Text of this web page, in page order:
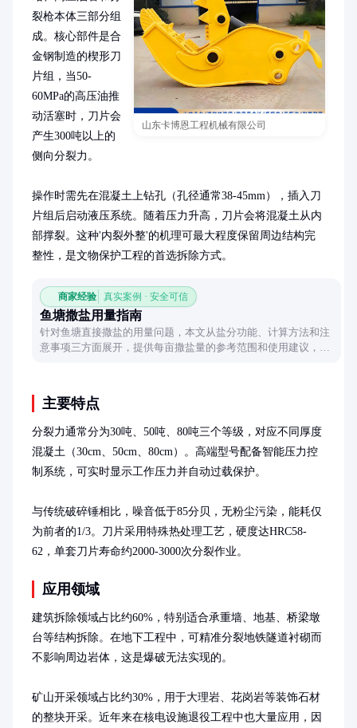
山东卡博恩工程机械有限公司
裂枪本体三部分组
成。核心部件是合
金钢制造的楔形刀
片组，当50-
60MPa的高压油推
动活塞时，刀片会
产生300吨以上的
侧向分裂力。
操作时需先在混凝土上钻孔（孔径通常38-45mm），插入刀
片组后启动液压系统。随着压力升高，刀片会将混凝土从内
部撑裂。这种'内裂外整'的机理可最大程度保留周边结构完
整性，是文物保护工程的首选拆除方式。
商家经验 真实案例 · 安全可信
鱼塘撒盐用量指南
针对鱼塘直接撒盐的用量问题，本文从盐分功能、计算方法和注
意事项三方面展开，提供每亩撒盐量的参考范围和使用建议，帮
主要特点
分裂力通常分为30吨、50吨、80吨三个等级，对应不同厚度
混凝土（30cm、50cm、80cm）。高端型号配备智能压力控
制系统，可实时显示工作压力并自动过载保护。
与传统破碎锤相比，噪音低于85分贝，无粉尘污染，能耗仅
为前者的1/3。刀片采用特殊热处理工艺，硬度达HRC58-
62，单套刀片寿命约2000-3000次分裂作业。
应用领域
建筑拆除领域占比约60%，特别适合承重墙、地基、桥梁墩
台等结构拆除。在地下工程中，可精准分裂地铁隧道衬砌而
不影响周边岩体，这是爆破无法实现的。
矿山开采领域占比约30%，用于大理岩、花岗岩等装饰石材
的整块开采。近年来在核电设施退役工程中也大量应用，因